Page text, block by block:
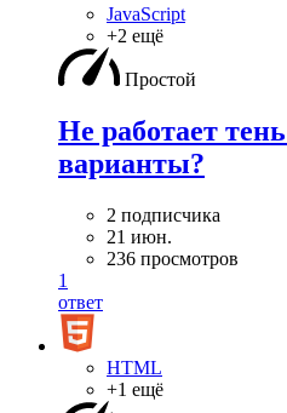
JavaScript
+2 ещё
Простой
Не работает
варианты?
2 подписчика
21 июн.
236 просмотров
1
ответ
HTML
+1 ещё